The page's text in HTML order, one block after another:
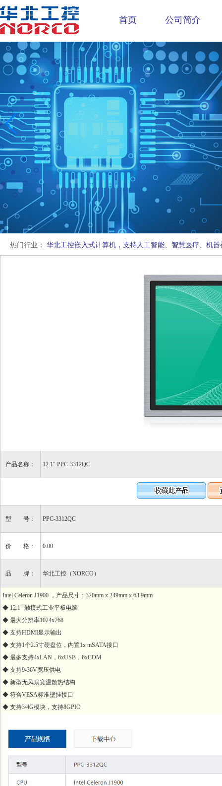
首页 公司简介
热门行业： 华北工控嵌入式计算机，支持人工智能、智慧医疗、机
产品名称： 12.1" PPC-3312QC
型 号： PPC-3312QC
价 格： 0.00
品 牌： 华北工控（NORCO）
Intel Celeron J1900 ，产品尺寸：320mm x 249mm x 63.9mm
◆ 12.1" 触摸式工业平板电脑
◆ 最大分辨率1024x768
◆ 支持HDMI显示输出
◆ 支持1个2.5寸硬盘位，内置1x mSATA接口
◆ 最多支持4xLAN，6xUSB，6xCOM
◆ 支持9-36V宽压供电
◆ 新型无风扇宽温散热结构
◆ 符合VESA标准壁挂接口
◆ 支持3/4G模块，支持8GPIO